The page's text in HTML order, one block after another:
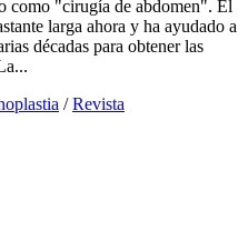
como "cirugía de abdomen". El
larga ahora y ha ayudado a
décadas para obtener las
/Revista